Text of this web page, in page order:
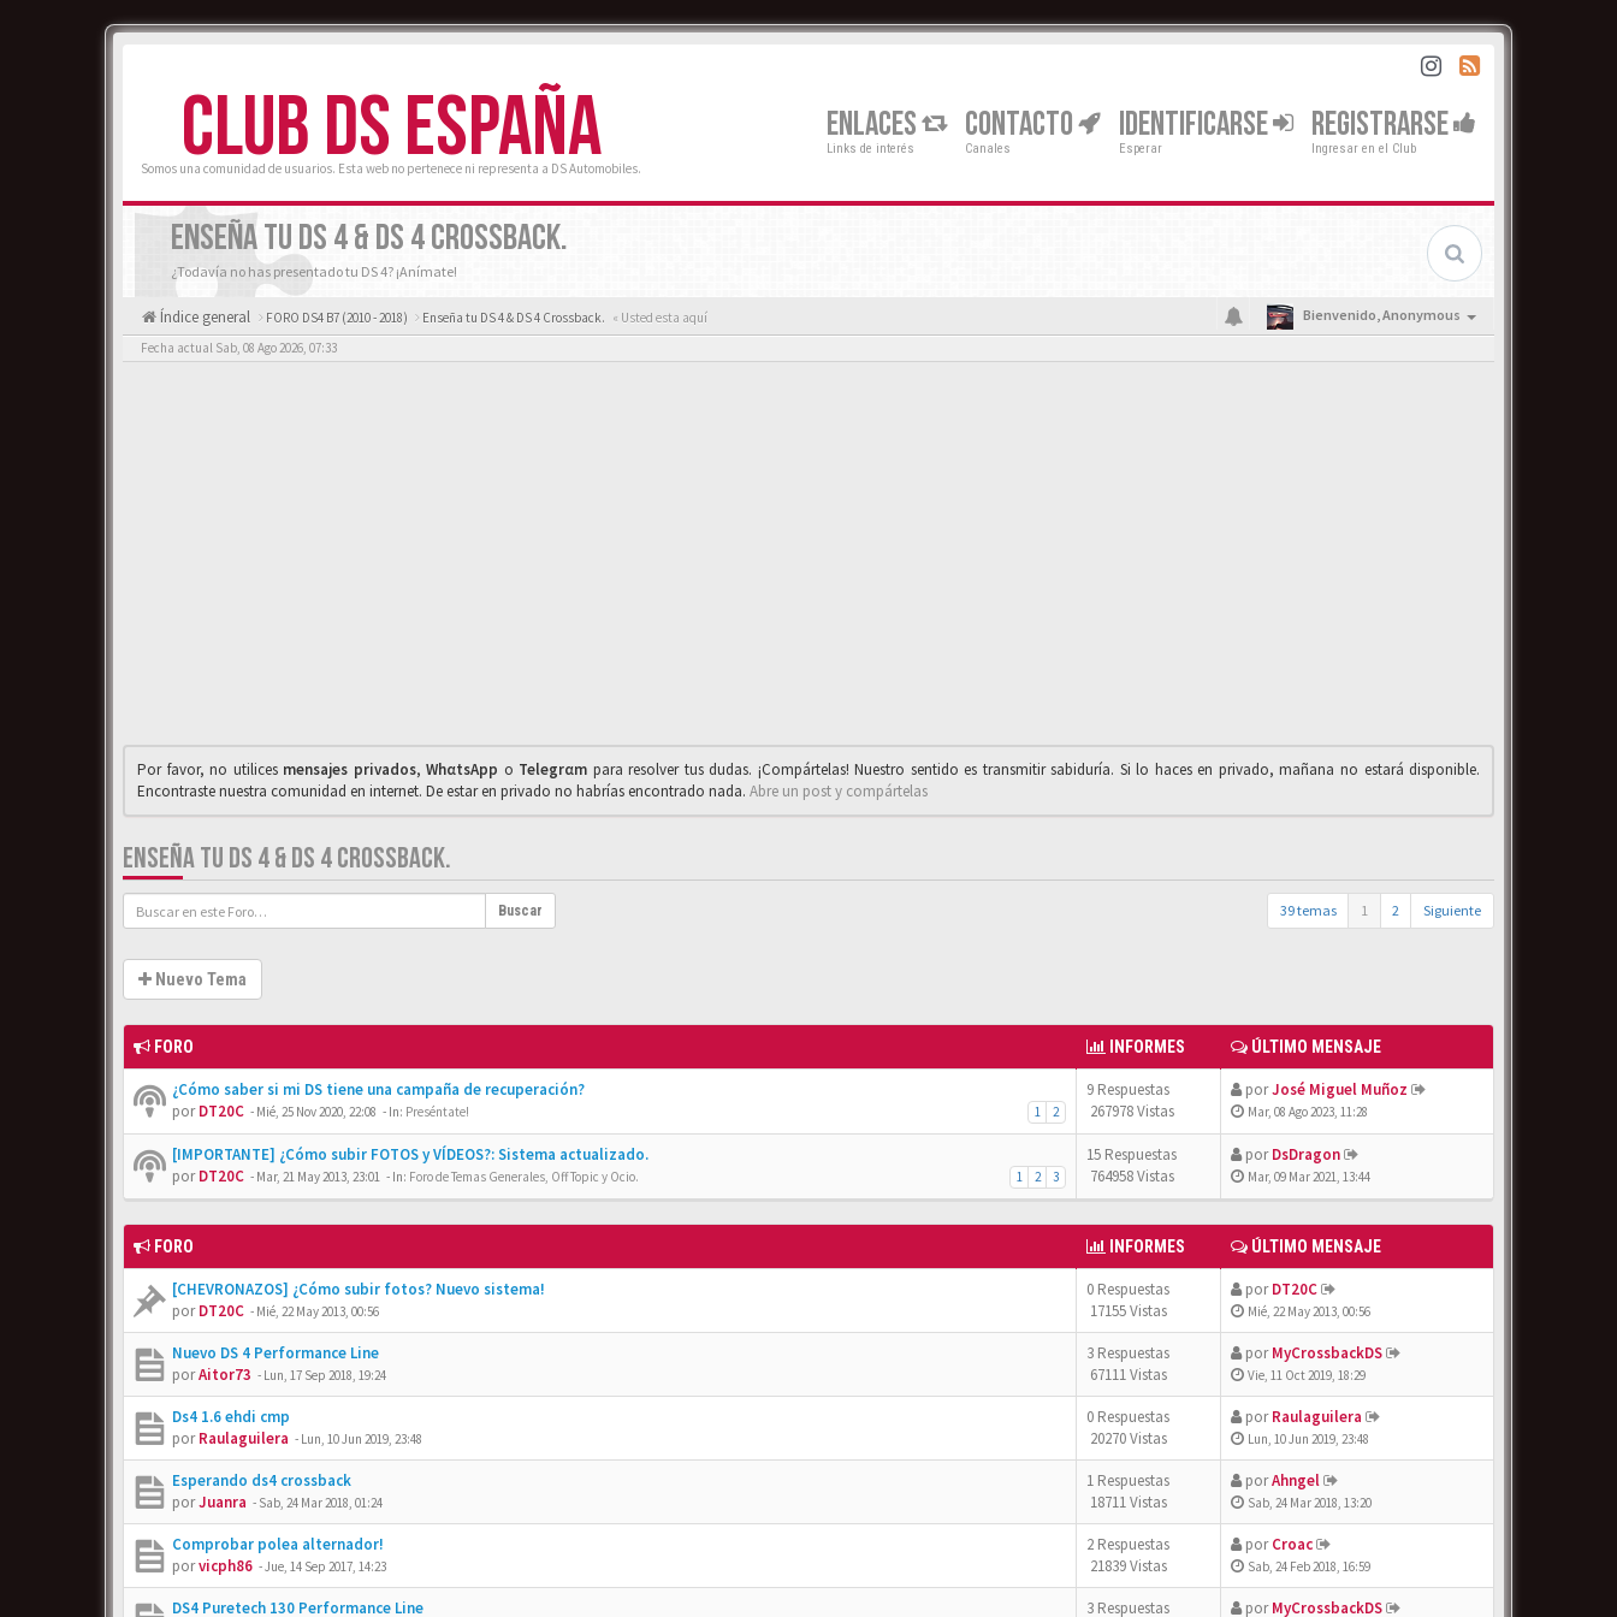
CLUB DS ESPAÑA
Somos una comunidad de usuarios. Esta web no pertenece ni representa a DS Automobiles.
ENLACES
Links de interés
CONTACTO
Canales
IDENTIFICARSE
Esperar
REGISTRARSE
Ingresar en el Club
ENSEÑA TU DS 4 & DS 4 CROSSBACK.
¿Todavía no has presentado tu DS 4? ¡Anímate!
Índice general FORO DS4 B7 (2010 - 2018) Enseña tu DS 4 & DS 4 Crossback. « Usted esta aquí Bienvenido,Anonymous
Fecha actual Sab, 08 Ago 2026, 07:33
Por favor, no utilices mensajes privados,WhαtsApp o Telegrαm para resolver tus dudas. ¡Compártelas! Nuestro sentido es transmitir sabiduría. Si lo haces en privado, mañana no estará disponible.
Encontraste nuestra comunidad en internet. De estar en privado no habrías encontrado nada. Abre un post y compártelas
ENSEÑA TU DS 4 & DS 4 CROSSBACK.
Buscar 39 temas 1 2 Siguiente
Nuevo Tema
FORO INFORMES ÚLTIMO MENSAJE
¿Cómo saber si mi DS tiene una campaña de recuperación?
1 2
porDT20C - Mié, 25 Nov 2020, 22:08 - In: Preséntate!
9 Respuestas
267978 Vistas
porJosé Miguel Muñoz
Mar, 08 Ago 2023, 11:28
[IMPORTANTE] ¿Cómo subir FOTOS y VÍDEOS?: Sistema actualizado.
1 2 3
porDT20C - Mar, 21 May 2013, 23:01 - In: Foro de Temas Generales, Off Topic y Ocio.
15 Respuestas
764958 Vistas
porDsDragon
Mar, 09 Mar 2021, 13:44
FORO INFORMES ÚLTIMO MENSAJE
[CHEVRONAZOS] ¿Cómo subir fotos? Nuevo sistema!
porDT20C - Mié, 22 May 2013, 00:56
0 Respuestas
17155 Vistas
porDT20C
Mié, 22 May 2013, 00:56
Nuevo DS 4 Performance Line
porAitor73 - Lun, 17 Sep 2018, 19:24
3 Respuestas
67111 Vistas
porMyCrossbackDS
Vie, 11 Oct 2019, 18:29
Ds4 1.6 ehdi cmp
porRaulaguilera - Lun, 10 Jun 2019, 23:48
0 Respuestas
20270 Vistas
porRaulaguilera
Lun, 10 Jun 2019, 23:48
Esperando ds4 crossback
porJuanra - Sab, 24 Mar 2018, 01:24
1 Respuestas
18711 Vistas
porAhngel
Sab, 24 Mar 2018, 13:20
Comprobar polea alternador!
porvicph86 -Jue, 14 Sep 2017, 14:23
2 Respuestas
21839 Vistas
porCroac
Sab, 24 Feb 2018, 16:59
DS4 Puretech 130 Performance Line
3 Respuestas
porMyCrossbackDS